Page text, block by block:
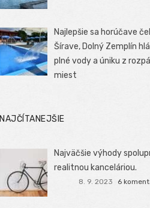
Najlepšie sa horúčave
Šírave, Dolný Zemplín
plné vody a úniku z
miest
NAJČÍTANEJŠIE
Najväčšie výhody
realitnou kanceláriou.
8. 9. 2023 6